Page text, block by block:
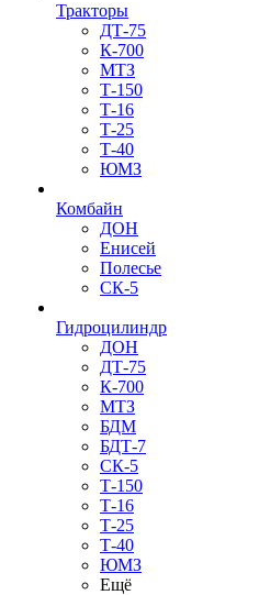
Тракторы
ДТ-75
К-700
МТЗ
Т-150
Т-16
Т-25
Т-40
ЮМЗ
Комбайн
ДОН
Енисей
Полесье
СК-5
Гидроцилиндр
ДОН
ДТ-75
К-700
МТЗ
БДМ
БДТ-7
СК-5
Т-150
Т-16
Т-25
Т-40
ЮМЗ
Ещё